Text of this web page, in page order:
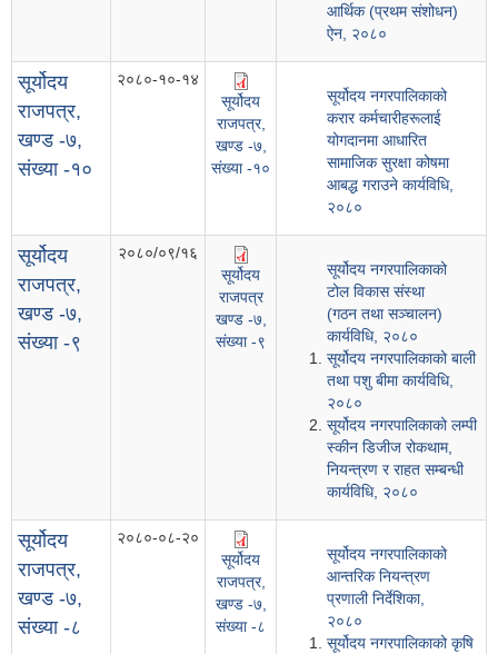
आर्थिक (प्रथम संशोधन)
ऐन, २०८०
सूर्योदय
राजपत्र,
खण्ड -७,
संख्या -१०
२०८०-१०-१४
सूर्योदय
राजपत्र,
खण्ड -७,
संख्या -१०
सूर्योदय नगरपालिकाको
करार कर्मचारीहरूलाई
योगदानमा आधारित
सामाजिक सुरक्षा कोषमा
आबद्ध गराउने कार्यविधि,
२०८०
सूर्योदय
राजपत्र,
खण्ड -७,
संख्या -९
२०८०/०९/१६
सूर्योदय
राजपत्र
खण्ड -७,
संख्या -९
सूर्योदय नगरपालिकाको
टोल विकास संस्था
(गठन तथा सञ्चालन)
कार्यविधि, २०८०
सूर्योदय नगरपालिकाको बाली
तथा पशु बीमा कार्यविधि,
२०८०
सूर्योदय नगरपालिकाको लम्पी
स्कीन डिजीज रोकथाम,
नियन्त्रण र राहत सम्बन्धी
कार्यविधि, २०८०
सूर्योदय
राजपत्र,
खण्ड -७,
संख्या -८
२०८०-०८-२०
सूर्योदय
राजपत्र,
खण्ड -७,
संख्या -८
सूर्योदय नगरपालिकाको
आन्तरिक नियन्त्रण
प्रणाली निर्देशिका,
२०८०
सूर्योदय नगरपालिकाको कृषि